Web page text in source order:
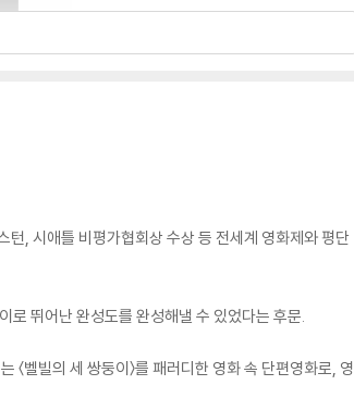
, 시애틀 비평가협회상 수상 등 전세계 영화제와 평단
로 뛰어난 완성도를 완성해낼 수 있었다는 후문.
벨빌의 세 쌍둥이〉를 패러디한 영화 속 단편영화로, 영